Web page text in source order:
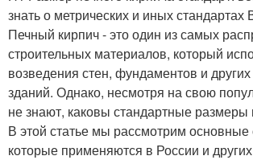
знать о метрических и иных стандартах
Печный кирпич - это один из самых
строительных материалов, который
возведения стен, фундаментов и
зданий. Однако, несмотря на свою
не знают, каковы стандартные размеры
В этой статье мы рассмотрим основные
которые применяются в России и